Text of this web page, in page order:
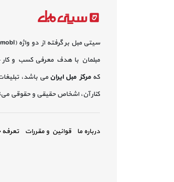
سیتی مبل بر گرفته از دو واژه (city+mobl) به معنی
مبلمان با هدف معرفی کسب و
کهمرکز مبل ایران می باشد،
کنار آن، اشخاص حقیقی و حقوقی
درباره ما قوانین و مقررات تعرفه